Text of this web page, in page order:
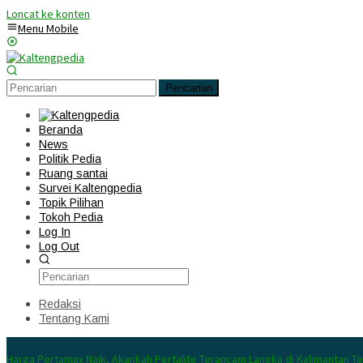
Loncat ke konten
Menu Mobile
Pencarian
Beranda
News
Politik Pedia
Ruang santai
Survei Kaltengpedia
Topik Pilihan
Tokoh Pedia
Log In
Log Out
Redaksi
Tentang Kami
Harga Pertamax Naik, Akankah Pertalite Terancam Langka di Kalimantan